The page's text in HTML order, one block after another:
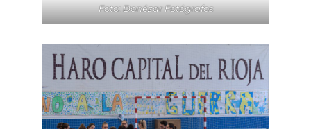
Foto: Donézar Fotógrafos